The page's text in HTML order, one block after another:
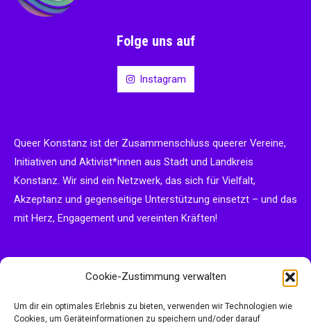
Cookie-Zustimmung verwalten
Um dir ein optimales Erlebnis zu bieten, verwenden wir Technologien wie
Cookies, um Geräteinformationen zu speichern und/oder darauf
Folge uns auf
Instagram
Queer Konstanz ist der Zusammenschluss queerer Vereine,
Initiativen und Aktivist*innen aus Stadt und Landkreis
Konstanz. Wir sind ein Netzwerk, das sich für Vielfalt,
Akzeptanz und gegenseitige Unterstützung einsetzt – und das
mit Herz, Engagement und vereinten Kräften!